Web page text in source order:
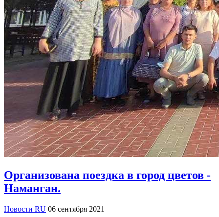
Организована поездка в город цветов -
Наманган.
Новости RU 06 сентября 2021